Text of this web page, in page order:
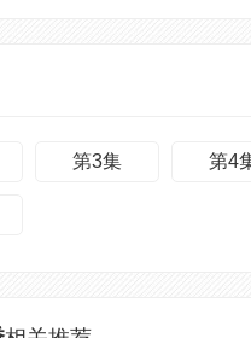
第3集 第4